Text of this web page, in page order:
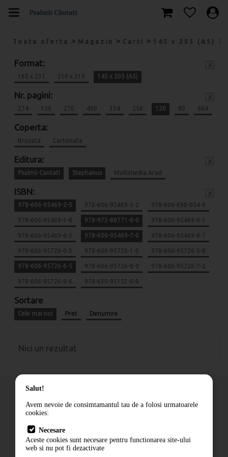
Toata oferta > Magazin > Carti > 145 x 205 (A5)
Format:
165 x 235 210 x 210 145 x 205 (A5)
Nr. pagini:
274 120 270 400 334 256 120 80 664
Coperta:
Brosata Cartonata
Editura:
Psalmii Cantati Stephanus Multimedia Arad
ISBN:
978-606-95469-2-5 978-606-95469-3-2 978-606-698-054-8
978-606-95469-1-8 978-973-88771-6-0 978-606-95469-0-1
978-606-95469-6-3 978-606-95469-7-0 978-606-95469-8-7
978-606-95726-0-3 978-606-95726-1-0 978-606-95726-5-8
978-606-95726-6-5 978-606-95726-8-9 978-606-95726-7-2
978-606-95726-9-6 978-630-95153-0-8
Sortare
Cele mai noi Pret Denumire
Nici un rezultat
Cum comand
Livrare
Contact
Salut!
Avem nevoie de consimtamantul tau de a folosi urmatoarele
cookies:
Necesare
Aceste cookies sunt necesare pentru functionarea site-ului
web si nu pot fi dezactivate